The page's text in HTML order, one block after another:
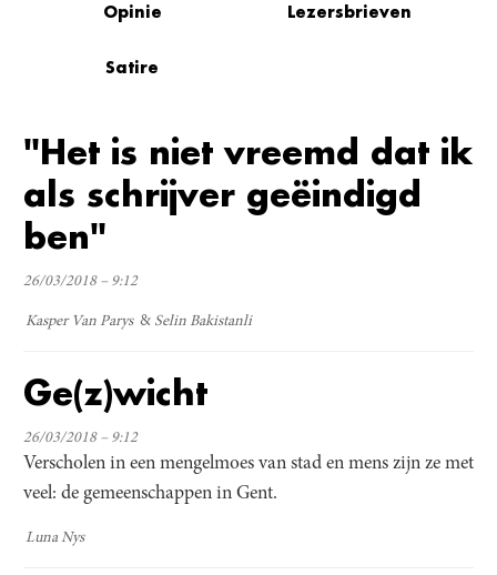
Opinie Lezersbrieven
Satire
"Het is niet vreemd dat ik
als schrijver geëindigd
ben"
26/03/2018 – 9:12
Kasper Van Parys Selin Bakistanli
Ge(z)wicht
26/03/2018 – 9:12
Verscholen in een mengelmoes van stad en mens zijn ze met
veel: de gemeenschappen in Gent.
Luna Nys